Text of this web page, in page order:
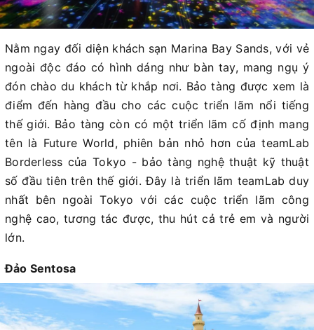
Nằm ngay đối diện khách sạn Marina Bay Sands, với vẻ
ngoài độc đáo có hình dáng như bàn tay, mang ngụ ý
đón chào du khách từ khắp nơi. Bảo tàng được xem là
điểm đến hàng đầu cho các cuộc triển lãm nổi tiếng
thế giới. Bảo tàng còn có một triển lãm cố định mang
tên là Future World, phiên bản nhỏ hơn của teamLab
Borderless của Tokyo - bảo tàng nghệ thuật kỹ thuật
số đầu tiên trên thế giới. Đây là triển lãm teamLab duy
nhất bên ngoài Tokyo với các cuộc triển lãm công
nghệ cao, tương tác được, thu hút cả trẻ em và người
lớn.
Đảo Sentosa